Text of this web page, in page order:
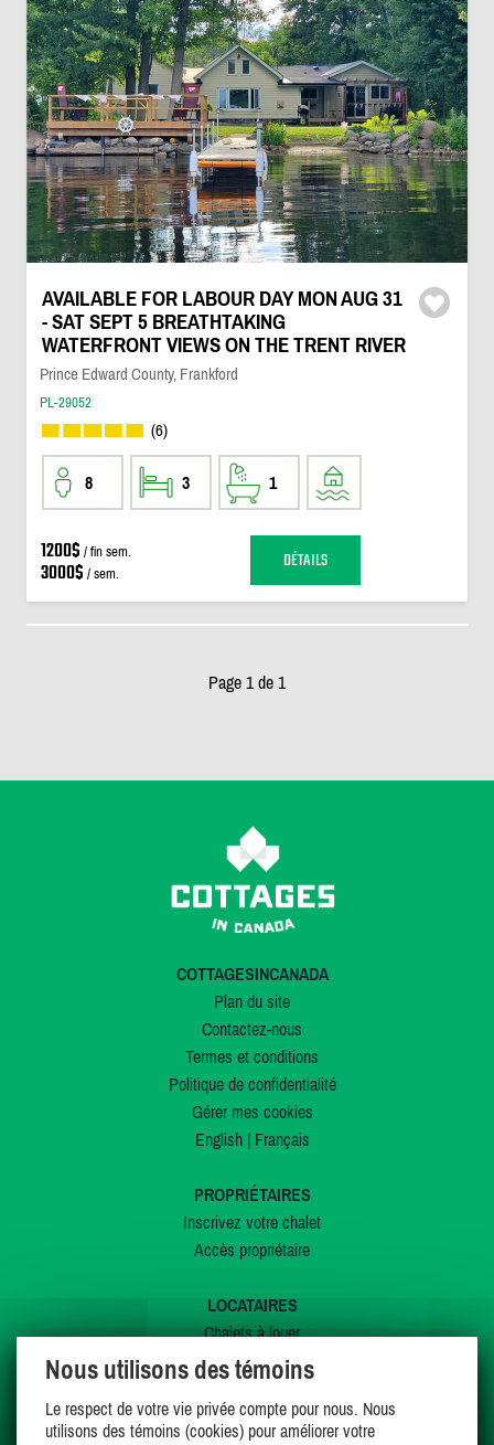
AVAILABLE FOR LABOUR DAY MON AUG 31
- SAT SEPT 5 BREATHTAKING
WATERFRONT VIEWS ON THE TRENT RIVER
Prince Edward County, Frankford
PL-29052
(6)
8 3 1
1200$ / fin sem.
3000$ / sem. DÉTAILS
Page 1 de 1
COTTAGESINCANADA
Plan du site
Contactez-nous
Termes et conditions
Politique de confidentialité
Gérer mes cookies
English| Français
PROPRIÉTAIRES
Inscrivez votre chalet
Accès propriétaire
LOCATAIRES
Chalets à louer
Chalets à vendre
Offres spéciales
Nous utilisons des témoins
Le respect de votre vie privée compte pour nous. Nous
utilisons des témoins (cookies) pour améliorer votre